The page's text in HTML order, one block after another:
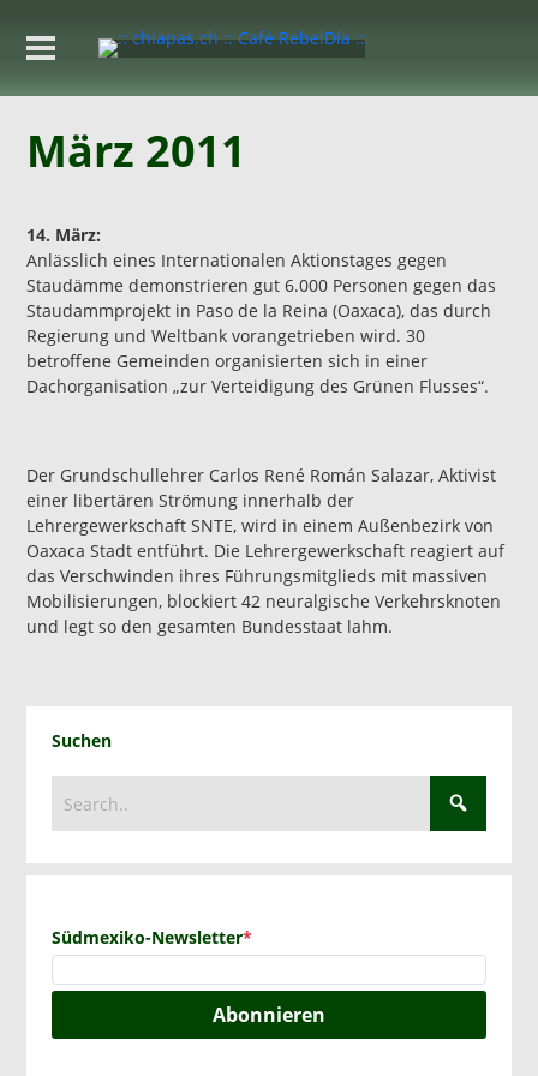
März 2011
14. März:
Anlässlich eines Internationalen Aktionstages gegen
Staudämme demonstrieren gut 6.000 Personen gegen das
Staudammprojekt in Paso de la Reina (Oaxaca), das durch
Regierung und Weltbank vorangetrieben wird. 30
betroffene Gemeinden organisierten sich in einer
Dachorganisation „zur Verteidigung des Grünen Flusses“.
Der Grundschullehrer Carlos René Román Salazar, Aktivist
einer libertären Strömung innerhalb der
Lehrergewerkschaft SNTE, wird in einem Außenbezirk von
Oaxaca Stadt entführt. Die Lehrergewerkschaft reagiert auf
das Verschwinden ihres Führungsmitglieds mit massiven
Mobilisierungen, blockiert 42 neuralgische Verkehrsknoten
und legt so den gesamten Bundesstaat lahm.
Suchen
Südmexiko-Newsletter*
Abonnieren